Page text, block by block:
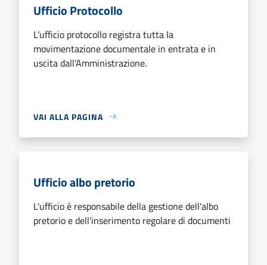
Ufficio Protocollo
L’ufficio protocollo registra tutta la
movimentazione documentale in entrata e in
uscita dall’Amministrazione.
VAI ALLA PAGINA
Ufficio albo pretorio
L'ufficio è responsabile della gestione dell'albo
pretorio e dell'inserimento regolare di documenti